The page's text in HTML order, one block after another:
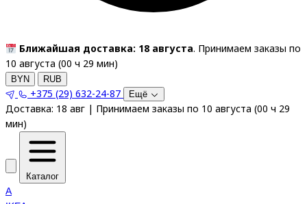
Ближайшая доставка: 18 августа. Принимаем заказы по
10 августа (00 ч 29 мин)
BYN RUB
+375 (29) 632-24-87 Ещё
Доставка: 18 авг | Принимаем заказы по 10 августа (00 ч 29
мин)
Каталог
A